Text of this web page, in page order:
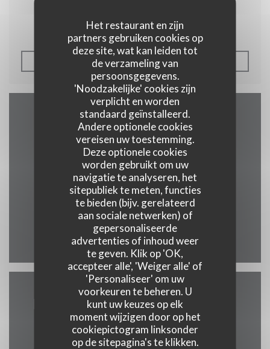
Het restaurant en zijn
partners gebruiken cookies op
deze site, wat kan leiden tot
de verzameling van
persoonsgegevens.
'Noodzakelijke' cookies zijn
verplicht en worden
standaard geïnstalleerd.
Andere optionele cookies
vereisen uw toestemming.
Deze optionele cookies
worden gebruikt om uw
navigatie te analyseren, het
sitepubliek te meten, functies
te bieden (bijv. gerelateerd
aan sociale netwerken) of
gepersonaliseerde
advertenties of inhoud weer
te geven. Klik op 'OK,
accepteer alle', 'Weiger alle' of
'Personaliseer' om uw
voorkeuren te beheren. U
kunt uw keuzes op elk
moment wijzigen door op het
cookiepictogram linksonder
op de sitepagina's te klikken.
LEES HET ARTIKEL((OPENT IN EEN NIEUW
Plattegrond en Contact
2 rue alphonse callais 76480 jumieges
02 35 37 24 16
Facebook ((opent in een
Neem contact met ons op